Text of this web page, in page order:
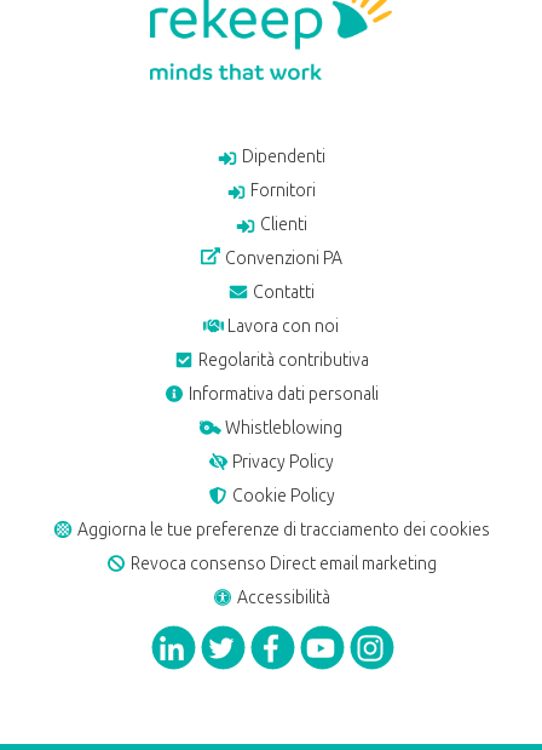
Dipendenti
Fornitori
Clienti
Convenzioni PA
Contatti
Lavora con noi
Regolarità contributiva
Informativa dati personali
Whistleblowing
Privacy Policy
Cookie Policy
Aggiorna le tue preferenze di tracciamento dei cookies
Revoca consenso Direct email marketing
Accessibilità